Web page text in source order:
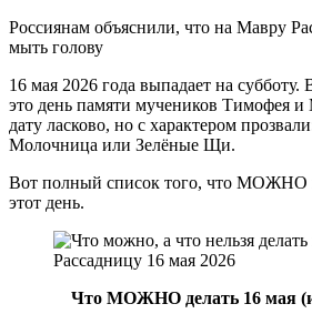
Россиянам объяснили, что на Мавру
мыть голову
16 мая 2026 года выпадает на субботу.
это день памяти мучеников Тимофея
дату ласково, но с характером
Молочница или Зелёные Щи.
Вот полный список того, что МОЖНО
этот день.
Что МОЖНО делать 16 мая